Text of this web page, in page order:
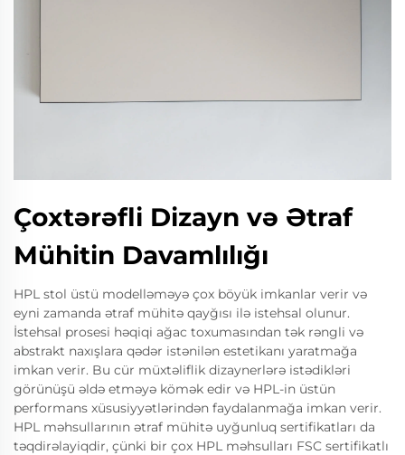
Çoxtərəfli Dizayn və Ətraf
Mühitin Davamlılığı
HPL stol üstü modelləməyə çox böyük imkanlar verir və
eyni zamanda ətraf mühitə qayğısı ilə istehsal olunur.
İstehsal prosesi həqiqi ağac toxumasından tək rəngli və
abstrakt naxışlara qədər istənilən estetikanı yaratmağa
imkan verir. Bu cür müxtəliflik dizaynerlərə istədikləri
görünüşü əldə etməyə kömək edir və HPL-in üstün
performans xüsusiyyətlərindən faydalanmağa imkan verir.
HPL məhsullarının ətraf mühitə uyğunluq sertifikatları da
təqdirəlayiqdir, çünki bir çox HPL məhsulları FSC sertifikatlı